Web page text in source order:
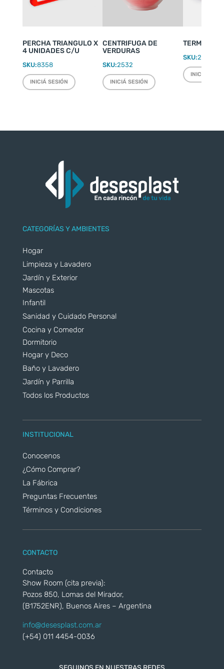
PERCHA TRIANGULO X
4 UNIDADES C/U
SKU:8358
INICIÁ SESIÓN
CENTRIFUGA DE
VERDURAS
SKU:2532
INICIÁ SESIÓN
TERMO
SKU:2220
INICIÁ
CATEGORÍAS Y AMBIENTES
Hogar
Limpieza y Lavadero
Jardín y Exterior
Mascotas
Infantil
Sanidad y Cuidado Personal
Cocina y Comedor
Dormitorio
Hogar y Deco
Baño y Lavadero
Jardín y Parrilla
Todos los Productos
INSTITUCIONAL
Conocenos
¿Cómo Comprar?
La Fábrica
Preguntas Frecuentes
Términos y Condiciones
CONTACTO
Contacto
Show Room (cita previa):
Pozos 850, Lomas del Mirador,
(B1752ENR), Buenos Aires – Argentina
info@desesplast.com.ar
(+54) 011 4454-0036